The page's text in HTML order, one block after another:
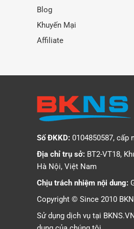
Blog
Khuyến Mại
Affiliate
Số ĐKKD: 0104850587, cấp
Địa chỉ trụ sở: BT2-VT18,
Hà Nội, Việt Nam
Chịu trách nhiệm nội dung:
Copyright © Since 2010
Sử dụng dịch vụ tại